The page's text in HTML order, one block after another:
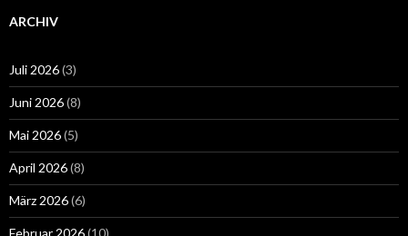
ARCHIV
Juli 2026(3)
Juni 2026(8)
Mai 2026(5)
April 2026(8)
März 2026(6)